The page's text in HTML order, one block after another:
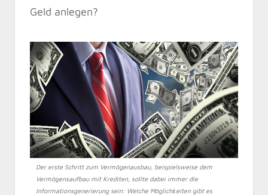
Geld anlegen?
Der erste Schritt zum Vermögenausbau, beispielsweise dem
Vermögensaufbau mit Krediten, sollte dabei immer die
Informationsgenerierung sein: Welche Möglichkeiten gibt es